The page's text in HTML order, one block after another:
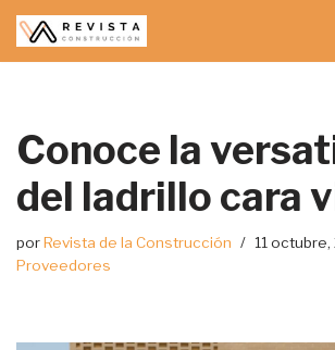
Saltar
Conoce la
del ladrillo cara
porRevista de la Construcción
11
Proveedores